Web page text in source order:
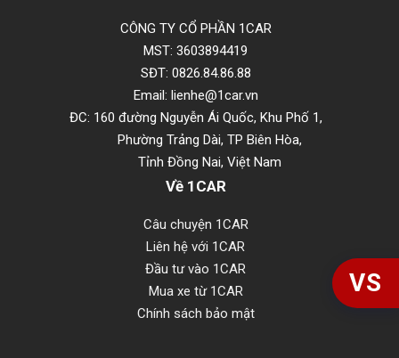
CÔNG TY CỔ PHẦN 1CAR
MST: 3603894419
SĐT: 0826.84.86.88
Email: lienhe@1car.vn
ĐC: 160 đường Nguyễn Ái Quốc, Khu Phố 1,
Phường Trảng Dài, TP Biên Hòa,
Tỉnh Đồng Nai, Việt Nam
Về 1CAR
Câu chuyện 1CAR
Liên hệ với 1CAR
Đầu tư vào 1CAR
Mua xe từ 1CAR
Chính sách bảo mật
VS